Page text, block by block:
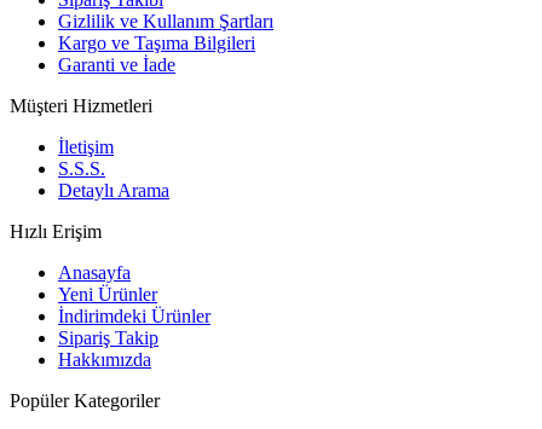
Gizlilik ve Kullanım Şartları
Kargo ve Taşıma Bilgileri
Garanti ve İade
Müşteri Hizmetleri
İletişim
S.S.S.
Detaylı Arama
Hızlı Erişim
Anasayfa
Yeni Ürünler
İndirimdeki Ürünler
Sipariş Takip
Hakkımızda
Popüler Kategoriler